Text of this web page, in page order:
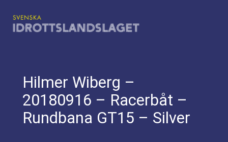
till
Hilmer Wiberg –
20180916 – Racerbåt –
Rundbana GT15 – Silver